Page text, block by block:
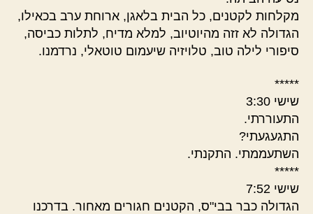
מקלחות לקטנים, כל הבית בלאגן, ארוחת ערב בכאילו,
הגדולה לא זזה מהיוטיוב, למלא מדיח, לתלות כביסה,
סיפורי לילה טוב, טלויזיה שיעמום טוטאלי, נרדמנו.
*****
שישי 3:30
התעוררתי.
התגעגעתי?
השתעממתי. התקנתי.
*****
שישי 7:52
הגדולה כבר בבי"ס, הקטנים חגורים מאחור. בדרכנו